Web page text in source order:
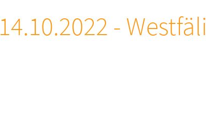
14.10.2022 -